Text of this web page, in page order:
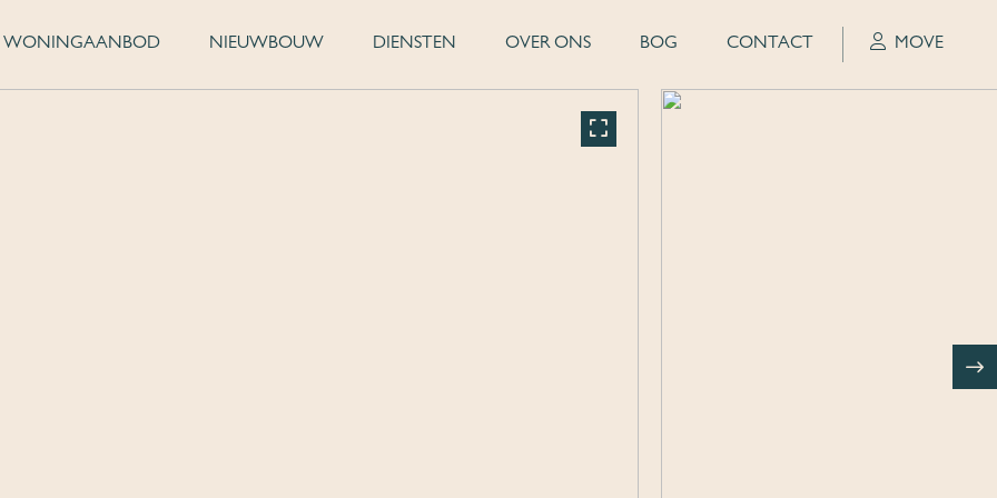
WONINGAANBOD NIEUWBOUW DIENSTEN OVER ONS BOG CONTACT MOVE